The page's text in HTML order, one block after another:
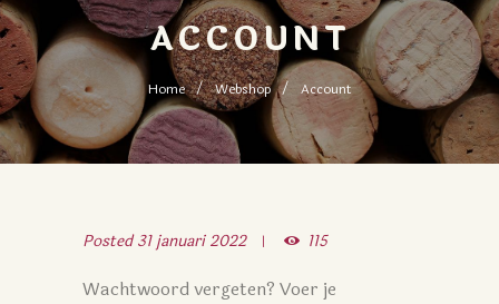
ACCOUNT
Home Webshop Account
Posted31 januari 2022 115
Wachtwoord vergeten? Voer je